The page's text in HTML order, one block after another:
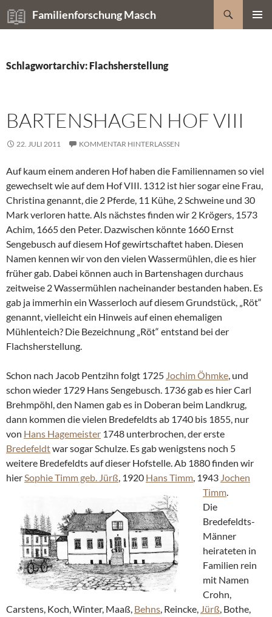
Zum
Inhalt
Familienforschung Masch
Suchen
Schlagwortarchiv: Flachsherstellung
BARTENSHAGEN HOF VIII
22. JULI 2011 KOMMENTAR HINTERLASSEN
Auf kaum einem anderen Hof haben die Familiennamen so viel
gewechselt wie auf dem Hof VIII. 1312 ist hier sogar eine Frau,
Christina genannt, die 2 Pferde, 11 Kühe, 2 Schweine und 30
Mark verloren hatte. Als nächstes finden wir 2 Krögers, 1573
Achim, 1665 den Peter. Dazwischen könnte 1660 Ernst
Sengebusch auf diesem Hof gewirtschaftet haben. Diesen
Namen kennen wir von den vielen Wassermühlen, die es hier
früher gab. Dabei können auch in Bartenshagen durchaus
zeitweise 2 Wassermühlen nacheinander bestanden haben. Es
gab ja immerhin ein Wasserloch auf diesem Grundstück, „Röt“
genannt, vielleicht ein Hinweis auf einen ehemaligen
Mühlenteich? Die Bezeichnung „Röt“ entstand bei der
Flachsherstellung.
Schon nach Jacob Pentzihn folgt 1725 Jochim Öhmke, und
schon wieder 1729 Hans Sengebusch. 1736 gab es hier Carl
Brehmpöhl, den Namen gab es in Doberan beim Landkrug,
dann kommen die vielen Bredefeldts ab 1740 bis 1855, nur
von Hans Hagemeister 1748 unterbrochen, der erste
Bredefeldtwar sogar Schulze. Es gab wenigstens noch 5
weitere Bredefeldts auf dieser Hofstelle. Ab 1880 finden wir
hierSophie Timm geb. Jürß, 1920 Hans Timm, 1943 Jochen
Timm.
Die
Bredefeldts-
Männer
heirateten in
Familien rein
mit Namen
Crohn,
Carstens, Koch, Winter, Maaß, Behns, Reincke, Jürß, Bothe,